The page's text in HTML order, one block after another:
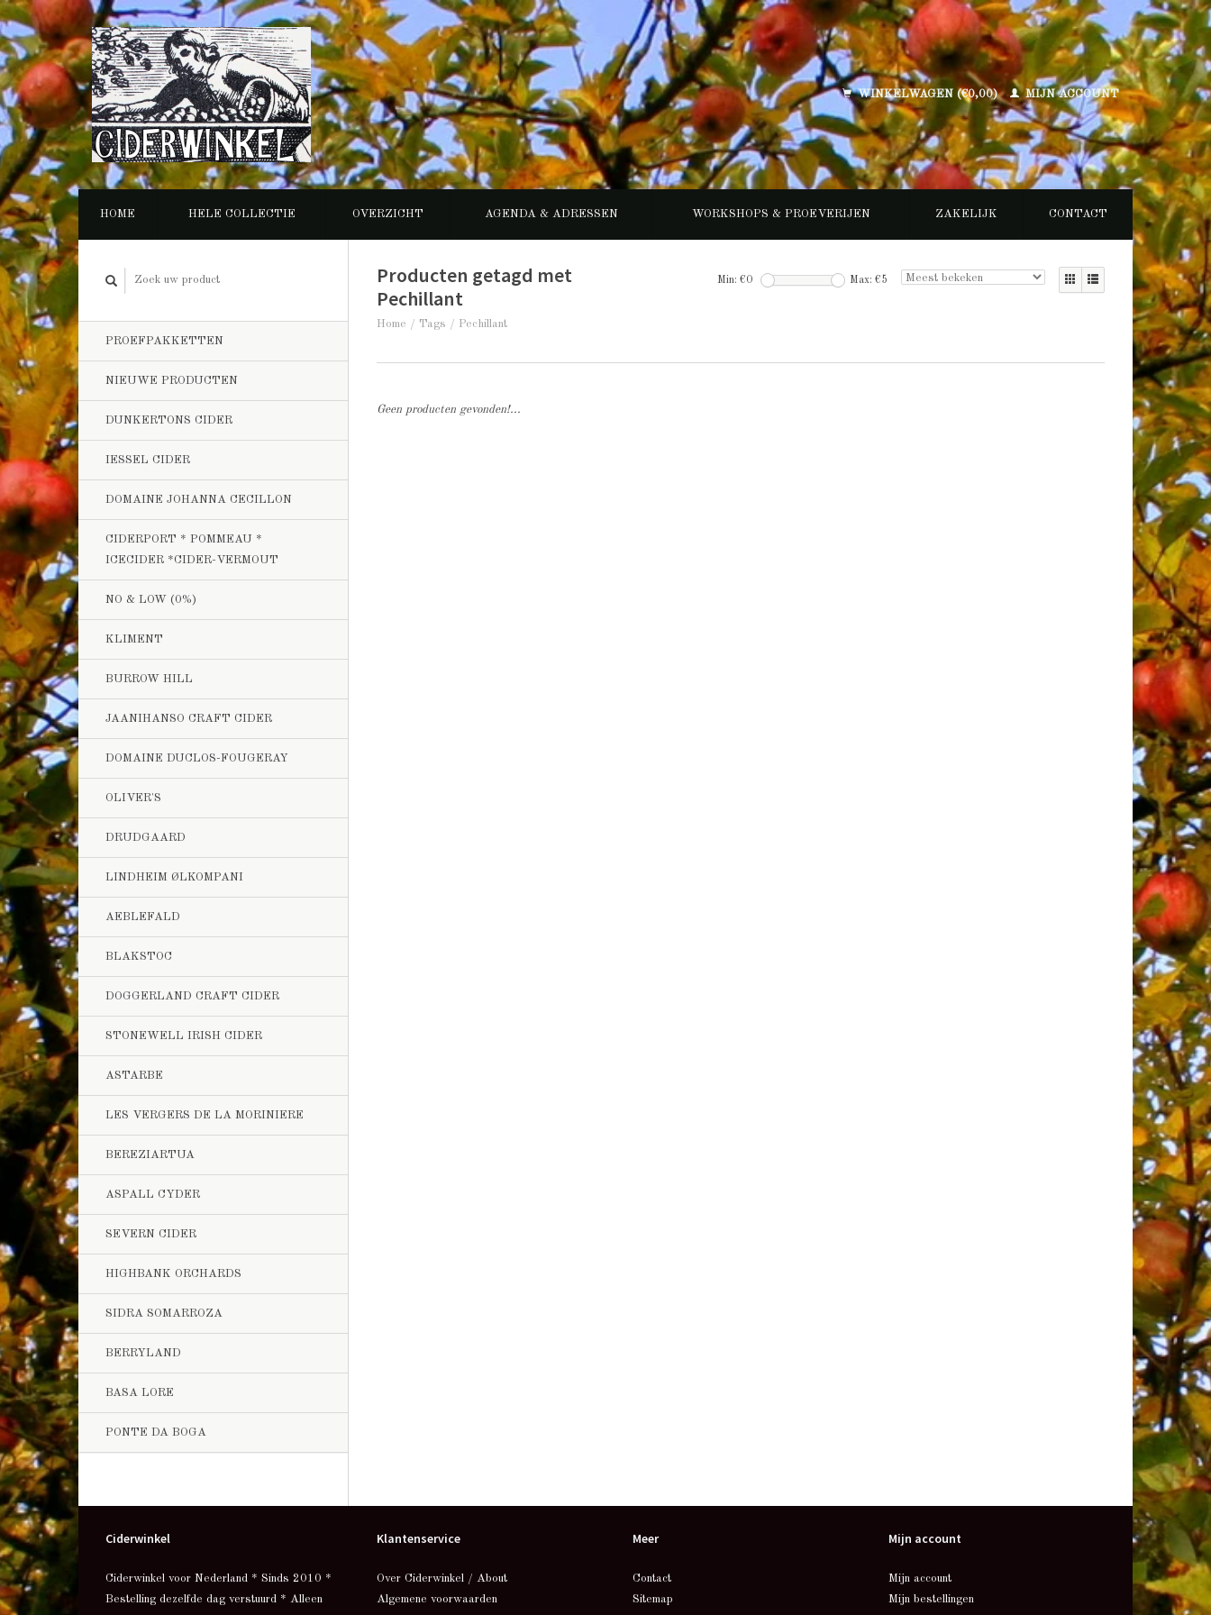
WINKELWAGEN (€0,00) MIJN ACCOUNT
HOME HELE COLLECTIE OVERZICHT AGENDA & ADRESSEN WORKSHOPS & PROEVERIJEN ZAKELIJK CONTACT
PROEFPAKKETTEN
NIEUWE PRODUCTEN
DUNKERTONS CIDER
IESSEL CIDER
DOMAINE JOHANNA CECILLON
CIDERPORT * POMMEAU *
ICECIDER *CIDER-VERMOUT
NO & LOW (0%)
KLIMENT
BURROW HILL
JAANIHANSO CRAFT CIDER
DOMAINE DUCLOS-FOUGERAY
OLIVER'S
DRUDGAARD
LINDHEIM ØLKOMPANI
AEBLEFALD
BLAKSTOC
DOGGERLAND CRAFT CIDER
STONEWELL IRISH CIDER
ASTARBE
LES VERGERS DE LA MORINIERE
BEREZIARTUA
ASPALL CYDER
SEVERN CIDER
HIGHBANK ORCHARDS
SIDRA SOMARROZA
BERRYLAND
BASA LORE
PONTE DA BOGA
Producten getagd met
Pechillant
Home / Tags / Pechillant
Min: €0 Max: €5
Geen producten gevonden!...
Ciderwinkel
Ciderwinkel voor Nederland * Sinds 2010 *
Bestelling dezelfde dag verstuurd * Alleen
Klantenservice
Over Ciderwinkel / About
Algemene voorwaarden
Meer
Contact
Sitemap
Mijn account
Mijn account
Mijn bestellingen